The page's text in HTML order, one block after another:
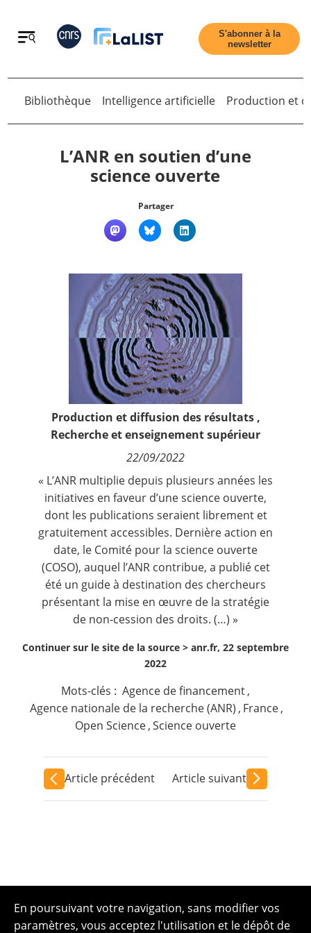
Retour
Qui sommes nous ?
S'abonner à la
newsletter
Retour
Bibliothèque Intelligence artificielle Production et
L’ANR en soutien d’une
science ouverte
Partager
Production et diffusion des résultats,
Recherche et enseignement supérieur
22/09/2022
« L’ANR multiplie depuis plusieurs années les
initiatives en faveur d’une science ouverte,
dont les publications seraient librement et
gratuitement accessibles. Dernière action en
date, le Comité pour la science ouverte
(COSO), auquel l’ANR contribue, a publié cet
été un guide à destination des chercheurs
présentant la mise en œuvre de la stratégie
de non-cession des droits. (…) »
Continuer sur le site de la source > anr.fr, 22 septembre
2022
Mots-clés : Agence de financement ,
Agence nationale de la recherche (ANR) , France,
Open Science,Science ouverte
Article précédent Article suivant
En poursuivant votre navigation, sans modifier vos
paramètres, vous acceptez l'utilisation et le dépôt de